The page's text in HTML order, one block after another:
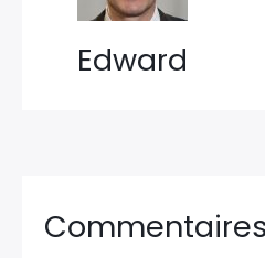
Edward
Commentaires